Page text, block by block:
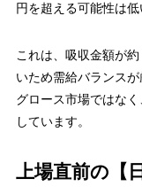
円を超える可能性は低
これは、吸収金額が
いため需給バランス
グロース市場ではな
しています​。
上場直前の【